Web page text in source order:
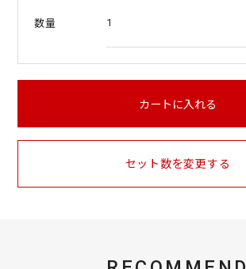
数量 1
カートに入れる
セット数を変更する